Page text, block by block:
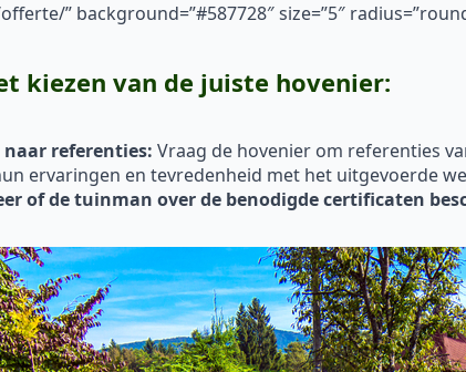
” background=”#587728″ size=”5″
kiezen van de juiste hovenier:
naar referenties: Vraag de hovenier om referenties
ervaringen en tevredenheid met het uitgevoerde
of de tuinman over de benodigde certificaten